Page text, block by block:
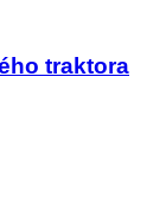
traktora